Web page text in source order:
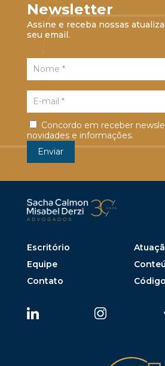
Newsletter
Assine e receba nossas
seu email.
Concordo em receber
novidades e informações.
Escritório
Equipe
Contato